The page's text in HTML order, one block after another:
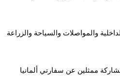
والمواصلات والسياحة والزراعة
ممثلين عن سفارتي ألمانيا